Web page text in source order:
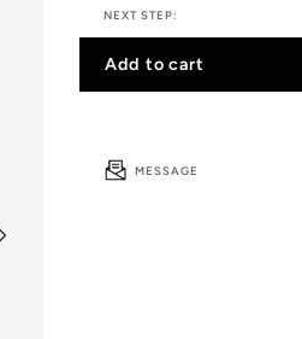
NEXT STEP:
MESSAGE
Add to cart